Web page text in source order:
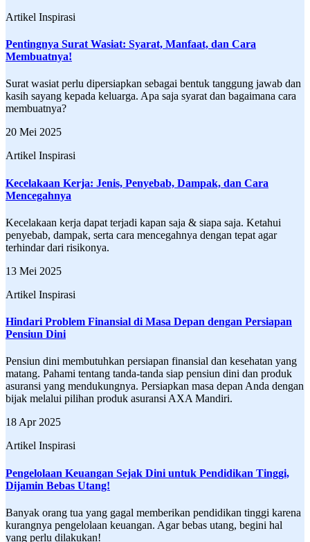
Artikel Inspirasi
Pentingnya Surat Wasiat: Syarat, Manfaat, dan Cara
Membuatnya!
Surat wasiat perlu dipersiapkan sebagai bentuk tanggung jawab dan
kasih sayang kepada keluarga. Apa saja syarat dan bagaimana cara
membuatnya?
20 Mei 2025
Artikel Inspirasi
Kecelakaan Kerja: Jenis, Penyebab, Dampak, dan Cara
Mencegahnya
Kecelakaan kerja dapat terjadi kapan saja & siapa saja. Ketahui
penyebab, dampak, serta cara mencegahnya dengan tepat agar
terhindar dari risikonya.
13 Mei 2025
Artikel Inspirasi
Hindari Problem Finansial di Masa Depan dengan Persiapan
Pensiun Dini
Pensiun dini membutuhkan persiapan finansial dan kesehatan yang
matang. Pahami tentang tanda-tanda siap pensiun dini dan produk
asuransi yang mendukungnya. Persiapkan masa depan Anda dengan
bijak melalui pilihan produk asuransi AXA Mandiri.
18 Apr 2025
Artikel Inspirasi
Pengelolaan Keuangan Sejak Dini untuk Pendidikan Tinggi,
Dijamin Bebas Utang!
Banyak orang tua yang gagal memberikan pendidikan tinggi karena
kurangnya pengelolaan keuangan. Agar bebas utang, begini hal
yang perlu dilakukan!